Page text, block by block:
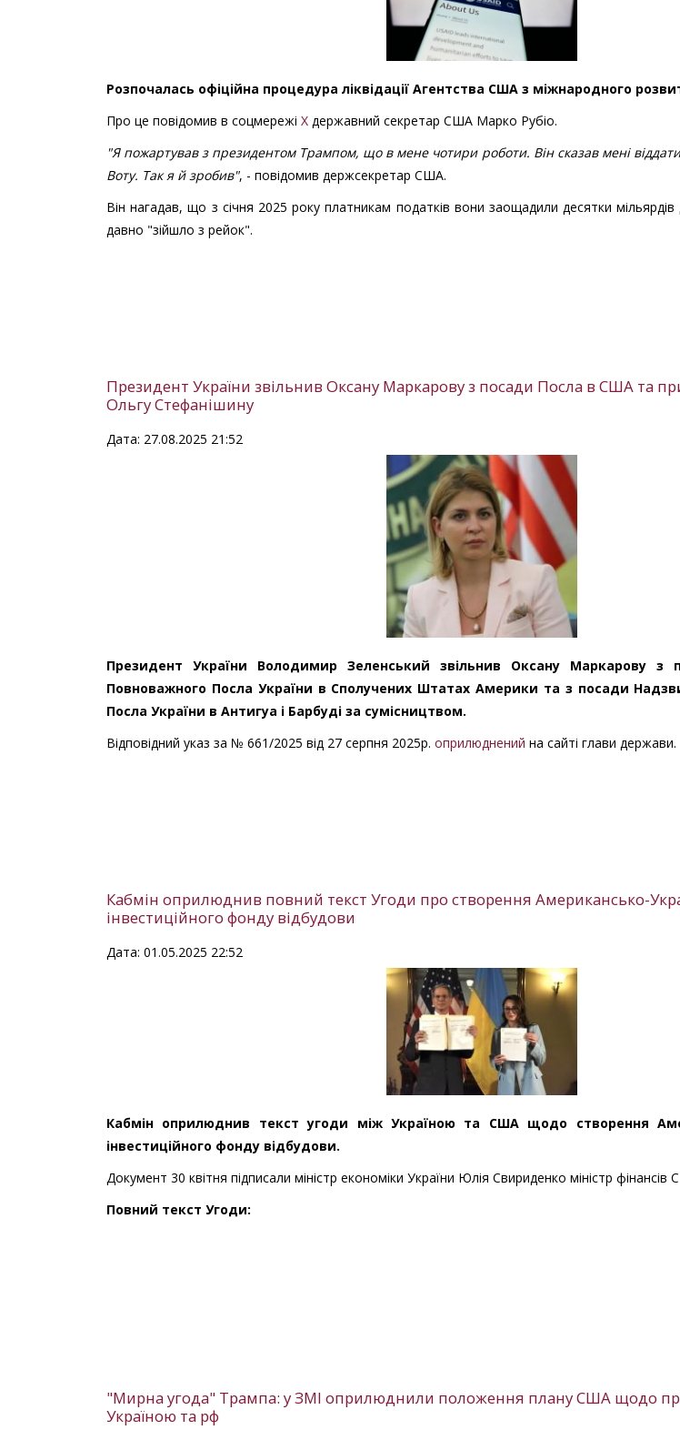
Розпочалась офіційна процедура ліквідації Агентства США з міжнародного
Про це повідомив в соцмережі Х державний секретар США Марко Рубіо.
"Я пожартував з президентом Трампом, що в мене чотири роботи. Він сказав мені
Воту. Так я й зробив", - повідомив держсекретар США.
Він нагадав, що з січня 2025 року платникам податків вони заощадили десятки мільярдів
давно "зійшло з рейок".
Президент України звільнив Оксану Маркарову з посади Посла в США та
Ольгу Стефанішину
Дата: 27.08.2025 21:52
Президент України Володимир Зеленський звільнив Оксану Маркарову з
Повноважного Посла України в Сполучених Штатах Америки та з посади
Посла України в Антигуа і Барбуді за сумісництвом.
Відповідний указ за № 661/2025 від 27 серпня 2025р. оприлюднений на сайті глави держави.
Кабмін оприлюднив повний текст Угоди про створення Американсько-
інвестиційного фонду відбудови
Дата: 01.05.2025 22:52
Кабмін оприлюднив текст угоди між Україною та США щодо створення
інвестиційного фонду відбудови.
Документ 30 квітня підписали міністр економіки України Юлія Свириденко міністр
Повний текст Угоди:
"Мирна угода" Трампа: у ЗМІ оприлюднили положення плану США щодо
Україною та рф